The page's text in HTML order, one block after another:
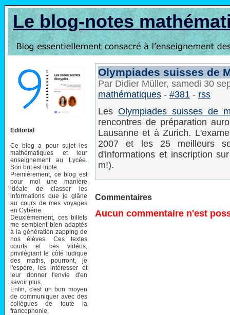
Le blog-notes
Editorial
Ce blog a pour sujet les
mathématiques et leur
enseignement au Lycée.
Son but est triple.
Premièrement, ce blog est
pour moi une manière
idéale de classer les
informations que je glâne
au cours de mes voyages
en Cybérie.
Deuxièmement, ces billets
me semblent bien adaptés
à la génération zapping de
nos élèves. Ces textes
courts et ces vidéos,
privilégiant le côté ludique
des maths, pourront, je
l'espère, les intéresser et
leur donner l'envie d'en
savoir plus.
Enfin, c'est un bon moyen
de communiquer avec des
collègues de toute la
francophonie.
Olympiades suisses de
Par Didier Müller, samedi 30
mathématiques - #381 - rss
Les Olympiades suisses de
rencontres de préparation
Lausanne et à Zurich.
2007 et les 25 meilleurs
d'informations et inscription
m!).
Commentaires
Aucun commentaire n'est